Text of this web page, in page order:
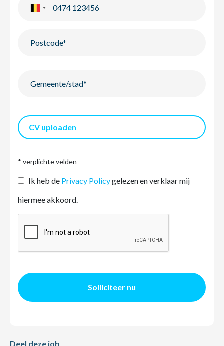
CV uploaden
* verplichte velden
Ik heb de Privacy Policygelezen en verklaar mij
hiermee akkoord.
Solliciteer nu
Deel deze job